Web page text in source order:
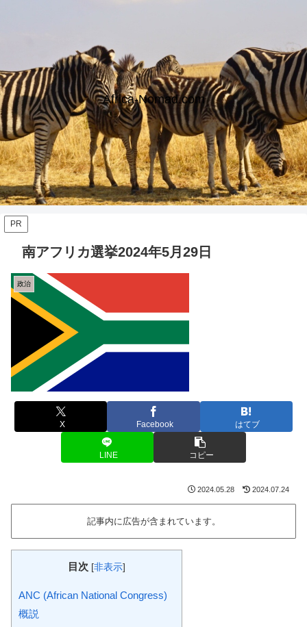
Africa-Nomad.com
PR
南アフリカ選挙2024年5月29日
政治
X Facebook はてブ
LINE コピー
2024.05.28 2024.07.24
記事内に広告が含まれています。
目次 [非表示]
ANC (African National Congress)
概説